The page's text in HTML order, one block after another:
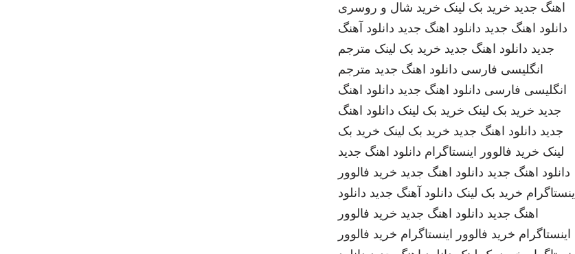
اهنگ جدید خرید بک لینک خرید شال و روسری
دانلود اهنگ جدید دانلود اهنگ جدید دانلود آهنگ
جدید دانلود اهنگ جدید خرید بک لینک مترجم
انگلیسی فارسی دانلود اهنگ جدید مترجم
انگلیسی فارسی دانلود اهنگ جدید دانلود اهنگ
جدید خرید بک لینک خرید بک لینک دانلود اهنگ
جدید دانلود اهنگ جدید خرید بک لینک خرید بک
لینک خرید فالوور اینستاگرام دانلود اهنگ جدید
دانلود اهنگ جدید دانلود اهنگ جدید خرید فالوور
اینستاگرام خرید بک لینک دانلود آهنگ جدید دانلود
اهنگ جدید دانلود اهنگ جدید خرید فالوور
اینستاگرام خرید فالوور اینستاگرام خرید فالوور